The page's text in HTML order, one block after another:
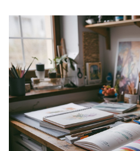
Skip to content